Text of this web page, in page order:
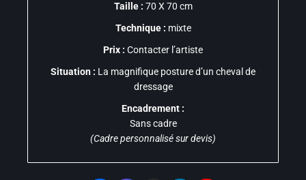
Taille : 70 X 70 cm
Technique : mixte
Prix : Contacter l’artiste
Situation : La magnifique posture d’un cheval de
dressage
Encadrement :
Sans cadre
(Cadre personnalisé sur devis)